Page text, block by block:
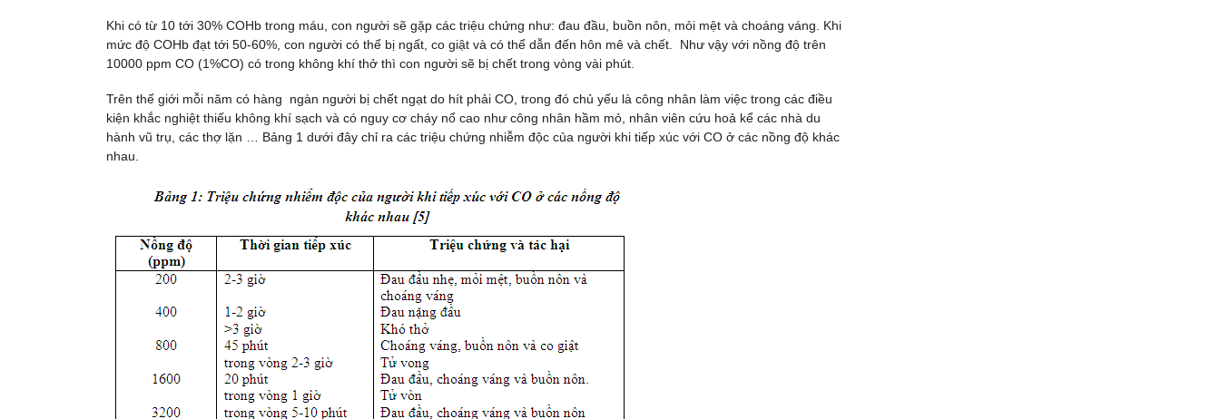
Khi có từ 10 tới 30% COHb trong máu, con người sẽ gặp các triệu chứng như: đau đầu, buồn nôn, mỏi mệt và choáng váng. Khi
mức độ COHb đạt tới 50-60%, con người có thể bị ngất, co giật và có thể dẫn đến hôn mê và chết. Như vậy với nồng độ trên
10000 ppm CO (1%CO) có trong không khí thở thì con người sẽ bị chết trong vòng vài phút.
Trên thế giới mỗi năm có hàng ngàn người bị chết ngạt do hít phải CO, trong đó chủ yếu là công nhân làm việc trong các điều
kiện khắc nghiệt thiếu không khí sạch và có nguy cơ cháy nổ cao như công nhân hầm mỏ, nhân viên cứu hoả kể các nhà du
hành vũ trụ, các thợ lặn … Bảng 1 dưới đây chỉ ra các triệu chứng nhiễm độc của người khi tiếp xúc với CO ở các nồng độ khác
nhau.